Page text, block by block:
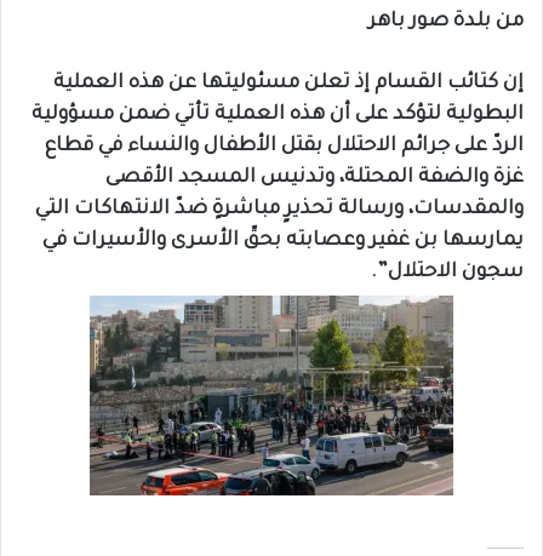
من بلدة صور باهر
إن كتائب القسام إذ تعلن مسئوليتها عن هذه العملية
البطولية لتؤكد على أن هذه العملية تأتي ضمن مسؤولية
الردّ على جرائم الاحتلال بقتل الأطفال والنساء في قطاع
غزة والضفة المحتلة، وتدنيس المسجد الأقصى
والمقدسات، ورسالة تحذيرٍ مباشرةٍ ضدّ الانتهاكات التي
يمارسها بن غفير وعصابته بحقّ الأسرى والأسيرات في
سجون الاحتلال”.